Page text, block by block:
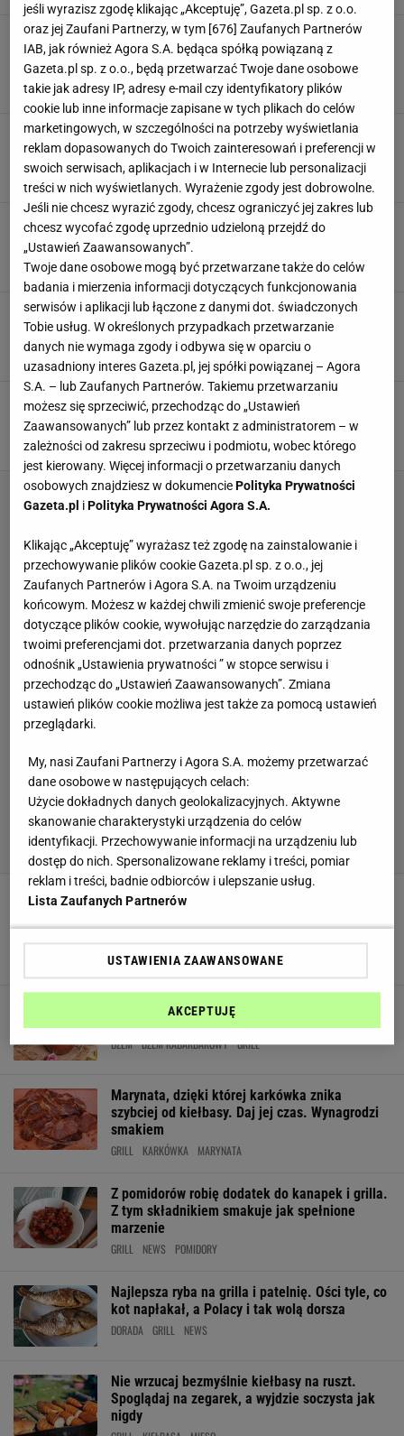
Odkąd spróbowałam, zapomniałam o
ketchupie. Ten sos z papryki jest o niebo
lepszy
AJWAR GRILL NEWS
Przyprawiam, zawijam i wrzucam na ruszt. Nikt
nie chce kiełbasy, wszyscy czekają na jedno
GRILL PRZEKĄSKI PRZEPISY
Połóż na grillu, a wszyscy zapomną o kiełbasie
i karkówce. Będziesz pękać z dumy
GRILL GRILLOWANIE NEWS
Nie kiełbaski i nie karkówka. Z grilla najlepsze
są kofty, ale koniecznie z tego mięsa
BARANINA GRILL KOFTA
Zimne przekąski na grilla zrobisz w mig. Goście
będą zachwyceni w oczekiwaniu na mięso
GRILL JEDZENIE LATO
Zrobiłam domową musztardę i byłam w szoku,
jakie to łatwe. Gęsta, ostra, idealna do
karkówki
DOMOWA MUSZTARDA DOMOWE SPOSOBY
Idealny do kaczki i karkówki z grilla. Taka
wersja rabarbaru będzie ci się śnić po nocach
DŻEM DŻEM RABARBAROWY GRILL
Marynata, dzięki której karkówka znika
szybciej od kiełbasy. Daj jej czas. Wynagrodzi
smakiem
GRILL KARKÓWKA MARYNATA
Z pomidorów robię dodatek do kanapek i grilla.
Z tym składnikiem smakuje jak spełnione
marzenie
GRILL NEWS POMIDORY
Najlepsza ryba na grilla i patelnię. Ości tyle, co
kot napłakał, a Polacy i tak wolą dorsza
DORADA GRILL NEWS
Nie wrzucaj bezmyślnie kiełbasy na ruszt.
Spoglądaj na zegarek, a wyjdzie soczysta jak
nigdy
jeśli wyrazisz zgodę klikając „Akceptuję”, Gazeta.pl sp. z o.o.
oraz jej Zaufani Partnerzy, w tym [676] Zaufanych Partnerów
IAB, jak również Agora S.A. będąca spółką powiązaną z
Gazeta.pl sp. z o.o., będą przetwarzać Twoje dane osobowe
takie jak adresy IP, adresy e-mail czy identyfikatory plików
cookie lub inne informacje zapisane w tych plikach do celów
marketingowych, w szczególności na potrzeby wyświetlania
reklam dopasowanych do Twoich zainteresowań i preferencji w
swoich serwisach, aplikacjach i w Internecie lub personalizacji
treści w nich wyświetlanych. Wyrażenie zgody jest dobrowolne.
Jeśli nie chcesz wyrazić zgody, chcesz ograniczyć jej zakres lub
chcesz wycofać zgodę uprzednio udzieloną przejdź do
„Ustawień Zaawansowanych”.
Twoje dane osobowe mogą być przetwarzane także do celów
badania i mierzenia informacji dotyczących funkcjonowania
serwisów i aplikacji lub łączone z danymi dot. świadczonych
Tobie usług. W określonych przypadkach przetwarzanie
danych nie wymaga zgody i odbywa się w oparciu o
uzasadniony interes Gazeta.pl, jej spółki powiązanej – Agora
S.A. – lub Zaufanych Partnerów. Takiemu przetwarzaniu
możesz się sprzeciwić, przechodząc do „Ustawień
Zaawansowanych” lub przez kontakt z administratorem – w
zależności od zakresu sprzeciwu i podmiotu, wobec którego
jest kierowany. Więcej informacji o przetwarzaniu danych
osobowych znajdziesz w dokumenciePolityka Prywatności
Gazeta.pl iPolityka Prywatności Agora S.A.
Klikając „Akceptuję” wyrażasz też zgodę na zainstalowanie i
przechowywanie plików cookie Gazeta.pl sp. z o.o., jej
Zaufanych Partnerów i Agora S.A. na Twoim urządzeniu
końcowym. Możesz w każdej chwili zmienić swoje preferencje
dotyczące plików cookie, wywołując narzędzie do zarządzania
twoimi preferencjami dot. przetwarzania danych poprzez
odnośnik „Ustawienia prywatności ” w stopce serwisu i
przechodząc do „Ustawień Zaawansowanych”. Zmiana
ustawień plików cookie możliwa jest także za pomocą ustawień
przeglądarki.
My, nasi Zaufani Partnerzy i Agora S.A. możemy przetwarzać
dane osobowe w następujących celach:
Użycie dokładnych danych geolokalizacyjnych. Aktywne
skanowanie charakterystyki urządzenia do celów
identyfikacji. Przechowywanie informacji na urządzeniu lub
dostęp do nich. Spersonalizowane reklamy i treści, pomiar
reklam i treści, badnie odbiorców i ulepszanie usług.
Lista Zaufanych Partnerów
USTAWIENIA ZAAWANSOWANE
AKCEPTUJĘ